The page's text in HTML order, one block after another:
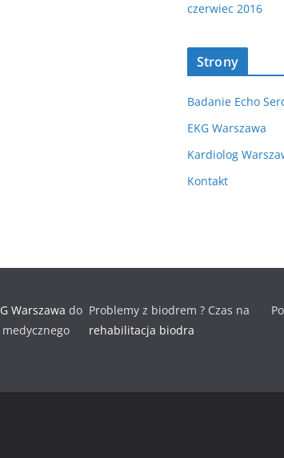
czerwiec 2016
Strony
Badanie Echo
EKG Warszawa
Kardiolog
Kontakt
Warszawa do Problemy z biodrem ? Czas na
rehabilitacja biodra